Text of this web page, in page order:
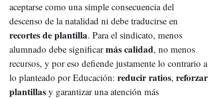
aceptarse como una simple consecuencia del
descenso de la natalidad ni debe traducirse en
recortes de plantilla. Para el sindicato, menos
alumnado debe significarmás calidad, no menos
recursos, y por eso defiende justamente lo contrario a
lo planteado por Educación: reducir ratios, reforzar
plantillas y garantizar una atención más